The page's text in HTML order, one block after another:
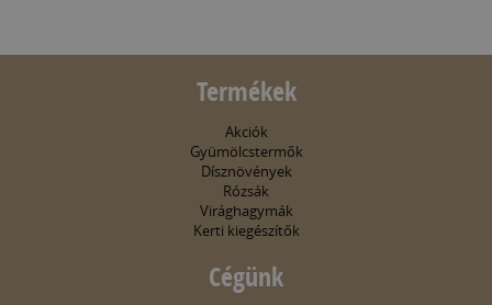
Termékek
Akciók
Gyümölcstermők
Dísznövények
Rózsák
Virághagymák
Kerti kiegészítők
Cégünk